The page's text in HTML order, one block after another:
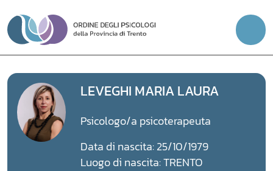
Vai
LEVEGHI MARIA LAURA
Psicologo/a psicoterapeuta
Data di nascita: 25/10/1979
Luogo di nascita: TRENTO